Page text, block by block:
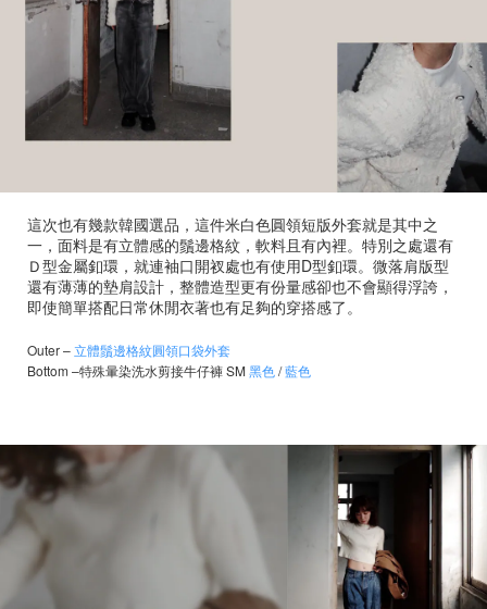
這次也有幾款韓國選品，這件米白色圓領短版外套就是其中之
一，面料是有立體感的鬚邊格紋，軟料且有內裡。特別之處還有
Ｄ型金屬釦環，就連袖口開衩處也有使用D型釦環。微落肩版型
還有薄薄的墊肩設計，整體造型更有份量感卻也不會顯得浮誇，
即使簡單搭配日常休閒衣著也有足夠的穿搭感了。
Outer–立體鬚邊格紋圓領口袋外套
Bottom –特殊暈染洗水剪接牛仔褲 SM黑色/藍色